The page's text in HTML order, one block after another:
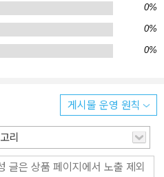
시한 속도감과 필력으로 『무너지
인의 전쟁> 시리즈의 묵직함은 아니
야기 전개로 돌아온 작가는 여전한
이다. 황제가 될 준비를 하지 못한
오른 카르데니아, 이 상황을 이용해
는 상인 키바 라고스, 플로우의 위
클레어몬트. 스칼지는 자신의 그
고 힘이 넘치는 여성 캐릭터들을 이
0%
0%
0%
게시물 운영 원칙
리